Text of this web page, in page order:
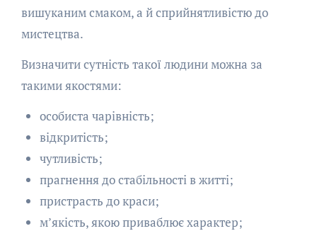
вишуканим смаком, а й сприйнятливістю до
мистецтва.
Визначити сутність такої людини можна за
такими якостями:
особиста чарівність;
відкритість;
чутливість;
прагнення до стабільності в житті;
пристрасть до краси;
м’якість, якою приваблює характер;